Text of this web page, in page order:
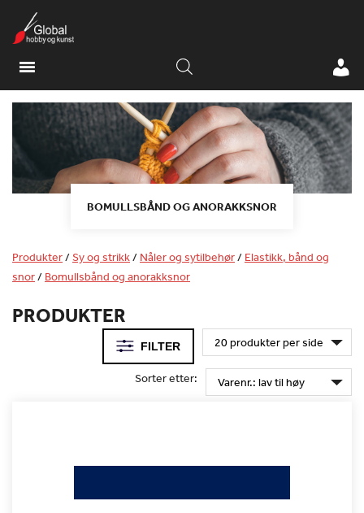
BOMULLSBÅND OG ANORAKKSNOR
Produkter/Sy og strikk/ Nåler og sytilbehør/ Elastikk, bånd og
snor/ Bomullsbånd og anorakksnor
PRODUKTER
FILTER
Sorter etter: